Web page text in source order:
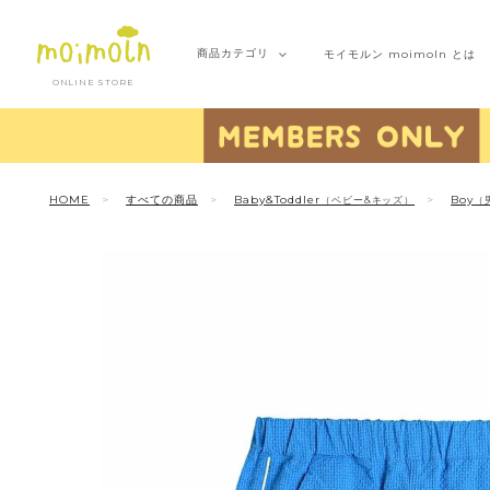
ONLINE STORE
商品カテゴリ モイモルン moimoln とは
HOME すべての商品 Baby&Toddler （ベビー&キッズ） Boy